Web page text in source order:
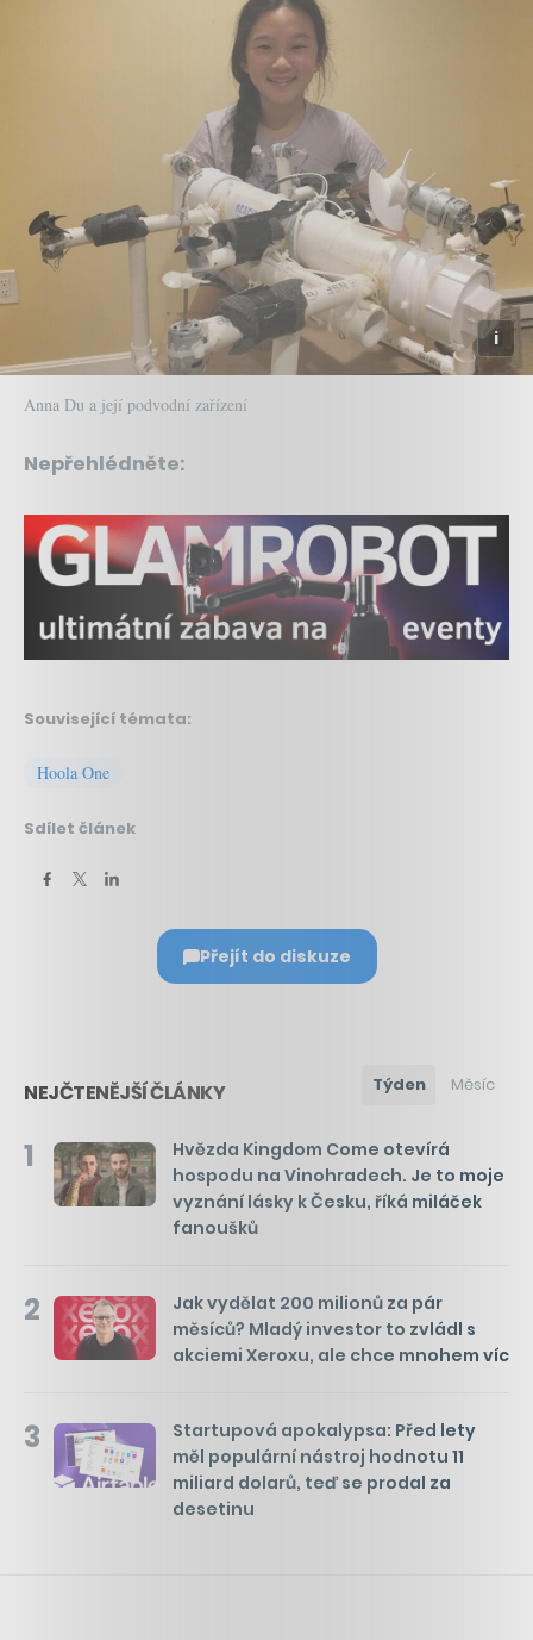
Anna Du a její podvodní zařízení
Nepřehlédněte:
Související témata:
Hoola One
Sdílet článek
Přejít do diskuze
NEJČTENĚJŠÍ ČLÁNKY Týden Měsíc
1
Hvězda Kingdom Come otevírá
hospodu na Vinohradech. Je to moje
vyznání lásky k Česku, říká miláček
fanoušků
2
Jak vydělat 200 milionů za pár
měsíců? Mladý investor to zvládl s
akciemi Xeroxu, ale chce mnohem víc
3
Startupová apokalypsa: Před lety
měl populární nástroj hodnotu 11
miliard dolarů, teď se prodal za
desetinu